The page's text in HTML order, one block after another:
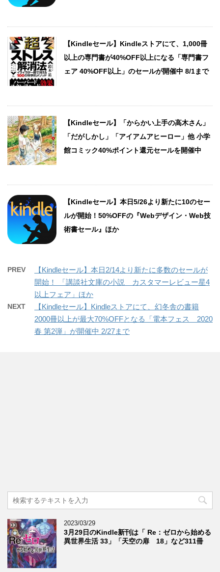
【Kindleセール】Kindleストアにて、1,000冊
以上の専門書が40%OFF以上になる「専門書フ
ェア 40%OFF以上」のセールが開催中 8/1まで
【Kindleセール】「からかい上手の高木さん」
「だがしかし」「アイアムアヒーロー」他 小学
館コミック40%ポイント還元セールを開催中
【Kindleセール】本日5/26より新たに10のセー
ルが開始！50%OFFの『Webデザイン・Web技
術書セール』ほか
PREV
【Kindleセール】本日2/14より新たに多数のセールが
開始！ 「講談社文庫の小説 カスタマーレビュー星4
以上フェア」ほか
NEXT
【Kindleセール】Kindleストアにて、幻冬舎の書籍
2000冊以上が最大70%OFFとなる「電本フェス 2020
春 第2弾」が開催中 2/27まで
2023/03/29
3月29日のKindle新刊は「 Re：ゼロから始める
異世界生活 33」「天空の扉 18」など311冊